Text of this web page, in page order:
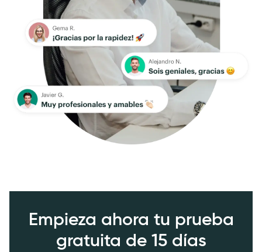
Empieza ahora tu prueba
gratuita de 15 días